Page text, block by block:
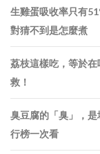
生雞蛋吸收率只有
對猜不到是怎麼煮
荔枝這樣吃，等於
救！
臭豆腐的「臭」，
行榜一次看